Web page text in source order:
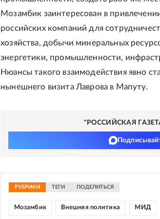
Мозамбик заинтересован в
российских компаний для
хозяйства, добычи минеральных
энергетики, промышленности,
Нюансы такого взаимодействия явно
нынешнего визита Лаврова в Мапуту.
"РОССИЙСКАЯ
РУБРИКИ ТЕГИ ПОДЕЛИТЬСЯ
Мозамбик Внешняя политика МИД